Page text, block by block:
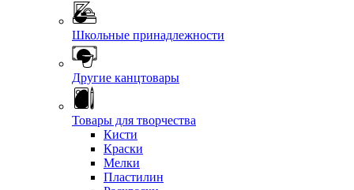
Школьные принадлежности
Другие канцтовары
Товары для творчества
Кисти
Краски
Мелки
Пластилин